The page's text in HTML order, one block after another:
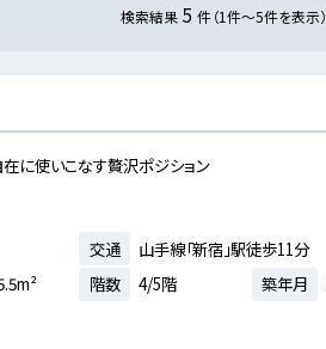
検索結果 5 件（1件～5件を表示）
に使いこなす贅沢ポジション
交通
山手線「新宿」駅徒歩11分
階数 4/5階 築年月